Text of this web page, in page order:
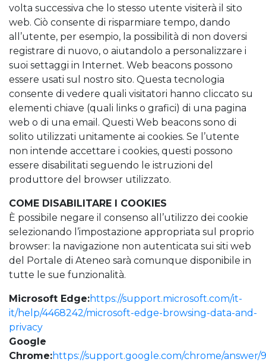
volta successiva che lo stesso utente visiterà il sito
web. Ciò consente di risparmiare tempo, dando
all’utente, per esempio, la possibilità di non doversi
registrare di nuovo, o aiutandolo a personalizzare i
suoi settaggi in Internet. Web beacons possono
essere usati sul nostro sito. Questa tecnologia
consente di vedere quali visitatori hanno cliccato su
elementi chiave (quali links o grafici) di una pagina
web o di una email. Questi Web beacons sono di
solito utilizzati unitamente ai cookies. Se l’utente
non intende accettare i cookies, questi possono
essere disabilitati seguendo le istruzioni del
produttore del browser utilizzato.
COME DISABILITARE I COOKIES
È possibile negare il consenso all’utilizzo dei cookie
selezionando l’impostazione appropriata sul proprio
browser: la navigazione non autenticata sui siti web
del Portale di Ateneo sarà comunque disponibile in
tutte le sue funzionalità.
Microsoft Edge:https://support.microsoft.com/it-
it/help/4468242/microsoft-edge-browsing-data-and-
privacy
Google
Chrome:https://support.google.com/chrome/answer/